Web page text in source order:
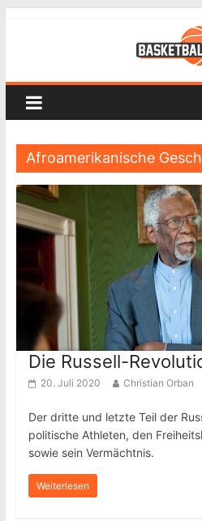
Afroamerikanische
Die Russell-
20. Juli 2020 Christian Orban
Der dritte und letzte Teil der
politische Athleten, den
sowie sein Vermächtnis.
Weiterlesen